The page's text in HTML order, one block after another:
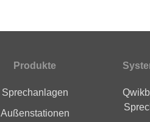
Produkte
Sprechanlagen
Außenstationen